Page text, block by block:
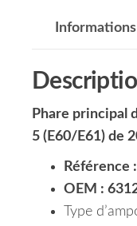
Phare principal
5 (E60/E61) de
Référence
OEM :
Type